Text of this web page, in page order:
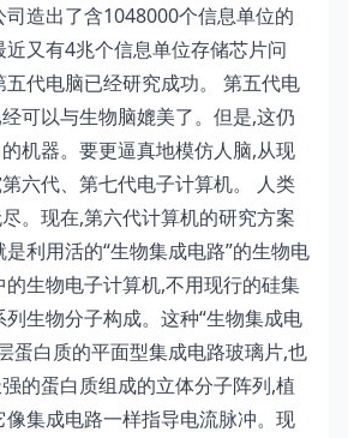
造出了含1048000个信息单位的
又有4兆个信息单位存储芯片问
代电脑已经研究成功。 第五代电
可以与生物脑媲美了。但是,这仍
机器。要更逼真地模仿人脑,从现
六代、第七代电子计算机。 人类
。现在,第六代计算机的研究方案
利用活的“生物集成电路”的生物电
生物电子计算机,不用现行的硅集
生物分子构成。这种“生物集成电
蛋白质的平面型集成电路玻璃片,也
的蛋白质组成的立体分子阵列,植
像集成电路一样指导电流脉冲。现